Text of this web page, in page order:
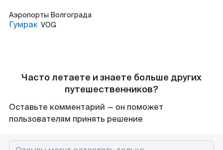
Аэропорты Волгограда
Гумрак VOG
Часто летаете и знаете больше других
путешественников?
Оставьте комментарий — он поможет
пользователям принять решение